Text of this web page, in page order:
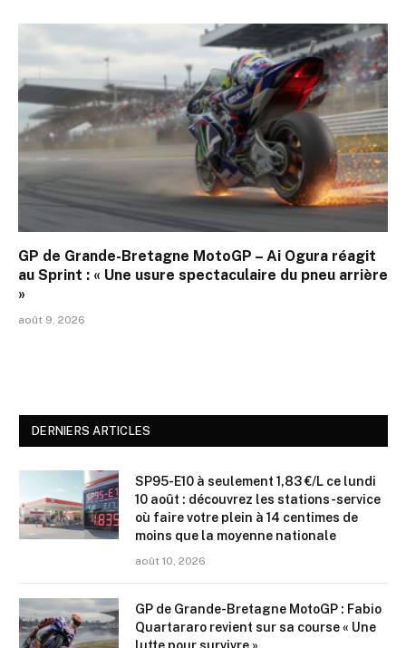
GP de Grande-Bretagne MotoGP – Ai Ogura réagit
au Sprint : « Une usure spectaculaire du pneu arrière
»
août 9, 2026
DERNIERS ARTICLES
SP95-E10 à seulement 1,83 €/L ce lundi
10 août : découvrez les stations-service
où faire votre plein à 14 centimes de
moins que la moyenne nationale
août 10, 2026
GP de Grande-Bretagne MotoGP : Fabio
Quartararo revient sur sa course « Une
lutte pour survivre »